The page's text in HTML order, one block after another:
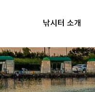
낚시터 소개